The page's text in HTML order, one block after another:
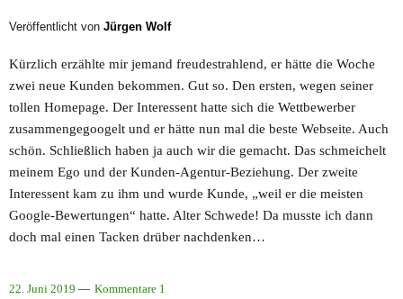
Veröffentlicht von Jürgen Wolf
Kürzlich erzählte mir jemand freudestrahlend, er hätte die Woche
zwei neue Kunden bekommen. Gut so. Den ersten, wegen seiner
tollen Homepage. Der Interessent hatte sich die Wettbewerber
zusammengegoogelt und er hätte nun mal die beste Webseite. Auch
schön. Schließlich haben ja auch wir die gemacht. Das schmeichelt
meinem Ego und der Kunden-Agentur-Beziehung. Der zweite
Interessent kam zu ihm und wurde Kunde, „weil er die meisten
Google-Bewertungen“ hatte. Alter Schwede! Da musste ich dann
doch mal einen Tacken drüber nachdenken…
22. Juni 2019
Kommentare 1